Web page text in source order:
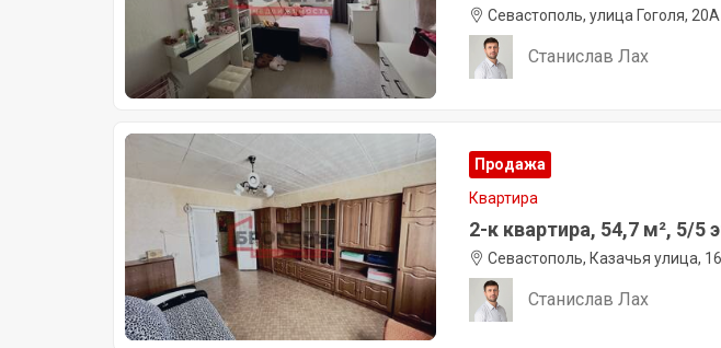
Севастополь, улица Гоголя, 20А
Станислав Лах
Продажа
Квартира
2-к квартира, 54,7 м², 5/5
Севастополь, Казачья улица, 16
Станислав Лах